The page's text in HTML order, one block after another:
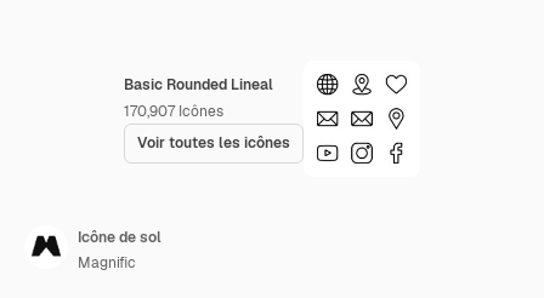
Basic Rounded Lineal
170,907 Icônes
Voir toutes les icônes
Icône de sol
Magnific